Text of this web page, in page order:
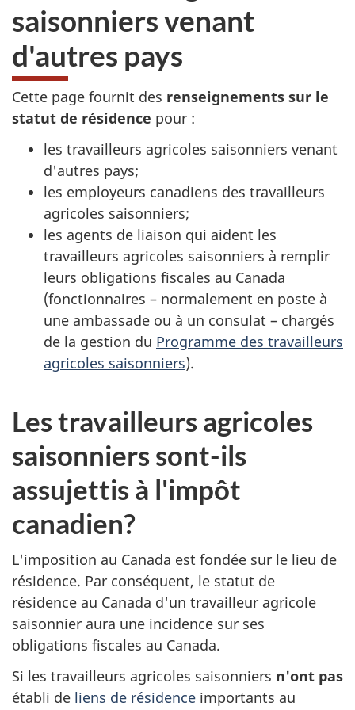
saisonniers venant
d'autres pays
Cette page fournit des renseignements sur le
statut de résidence pour :
les travailleurs agricoles saisonniers venant
d'autres pays;
les employeurs canadiens des travailleurs
agricoles saisonniers;
les agents de liaison qui aident les
travailleurs agricoles saisonniers à remplir
leurs obligations fiscales au Canada
(fonctionnaires – normalement en poste à
une ambassade ou à un consulat – chargés
de la gestion du Programme des travailleurs
agricoles saisonniers).
Les travailleurs agricoles
saisonniers sont-ils
assujettis à l'impôt
canadien?
L'imposition au Canada est fondée sur le lieu de
résidence. Par conséquent, le statut de
résidence au Canada d'un travailleur agricole
saisonnier aura une incidence sur ses
obligations fiscales au Canada.
Si les travailleurs agricoles saisonniers n'ont pas
établi de liens de résidence importants au